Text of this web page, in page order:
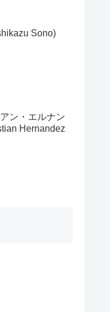
Sono)
ン・エルナン
Hernandez